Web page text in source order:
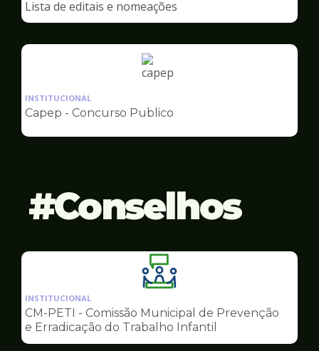
Capep
Lista de editais e nomeações
Ilustração
pagina
Capep
INSTITUCIONAL
Capep - Concurso Publico
Conselhos
Ilustração
da
pagina
de
Conselhos
INSTITUCIONAL
CM-PETI - Comissão Municipal de Prevenção
e Erradicação do Trabalho Infantil